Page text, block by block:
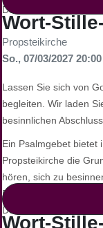
einen Abend voller
Lichtern.
Finden Sie Ruhe und
die kommende Woche.
Wort-
Propsteikirche
So., 07/03/2027 20:00
Lassen Sie sich von
begleiten. Wir laden
besinnlichen
Ein Psalmgebet bietet
Propsteikirche die
hören, sich zu
Ballhorn,
Wort-